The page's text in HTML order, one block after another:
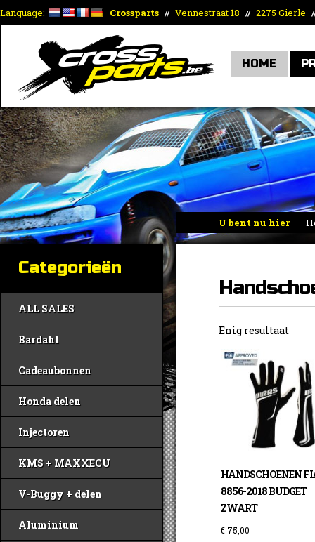
Language: Crossparts // Vennestraat 18 // 2275 Gierle
HOME
U bent nu hier
Categorieën
ALL SALES
Bardahl
Cadeaubonnen
Honda delen
Injectoren
KMS + MAXXECU
V-Buggy + delen
Aluminium
Enig resultaat
HANDSCHOENEN
8856-2018 BUDGET
ZWART
€ 75,00